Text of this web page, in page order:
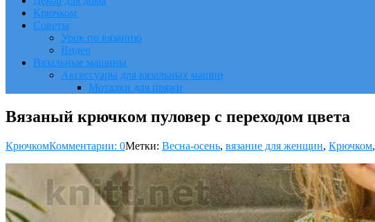
Крючком
Советы
Урок по вязанию
Видео
Вязальные машины
Аксессуары для вязальных машин
Моталки для пряжи
Вязаный крючком пуловер с переходом цвета
КрючкомКомментарии: 0Метки: Весна-осень, вязание для женщин, Крючком,